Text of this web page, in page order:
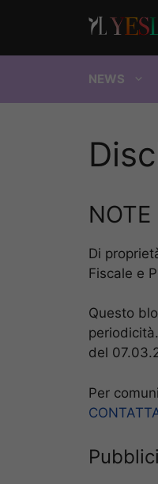
NEWS
NOTE
Di
Fiscale e
Questo
del
Per